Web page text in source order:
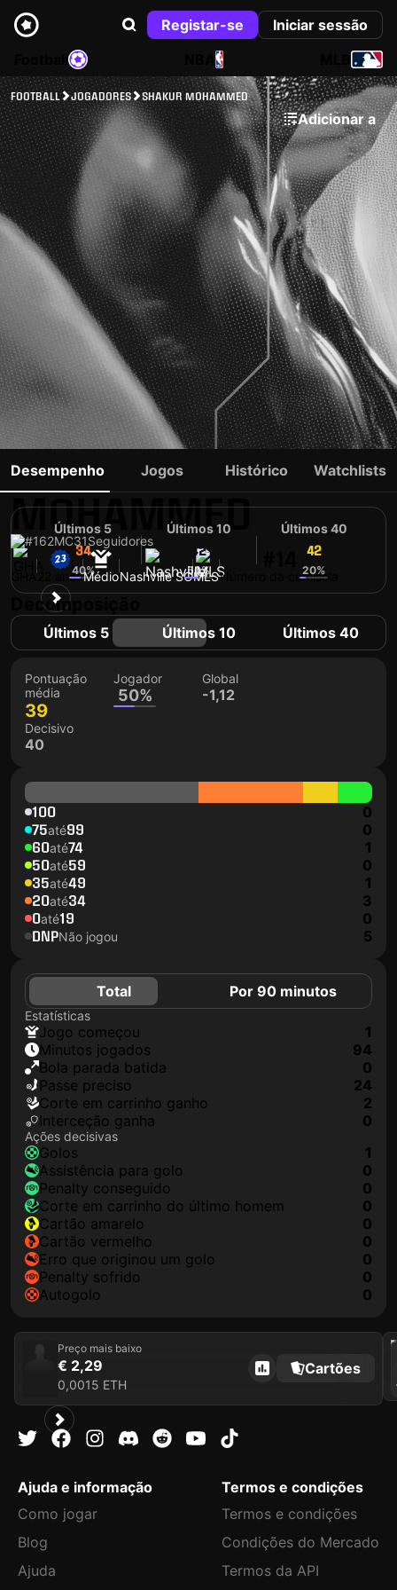
Registar-se
Iniciar sessão
NBA
FOOTBALL JOGADORES SHAKUR MOHAMMED
Adicionar a
SHAKUR
MOHAMMED
#162MC31Seguidores
22 anosMédioNashville SCMLSNúmero da camisola
Desempenho Jogos Histórico Watchlists
Últimos 5
34
40%
Últimos 10
42
50%
Últimos 40
42
20%
Decomposição
Últimos 5 Últimos 10 Últimos 40
Pontuação
média
39
Jogador
50%
Global
-1,12
Decisivo
40
100 0
75até99 0
60até74 1
50até59 0
35até49 1
20até34 3
0até19 0
DNPNão jogou 5
Total Por 90 minutos
Estatísticas
jogo começou
1
minutos jogados
94
Bola parada batida
0
passe preciso
24
corte em carrinho ganho
2
interceção ganha
0
Ações decisivas
golos
1
assistência para golo
0
penalty conseguido
0
corte em carrinho do último homem
0
cartão amarelo
0
cartão vermelho
0
erro que originou um golo
0
penalty sofrido
0
autogolo
0
Preço mais baixo
€ 2,29
0,0015 ETH
Cartões
2025
Ajuda e informação
Como jogar
Blog
Ajuda
Termos e condições
Termos e condições
Condições do Mercado
Termos da API